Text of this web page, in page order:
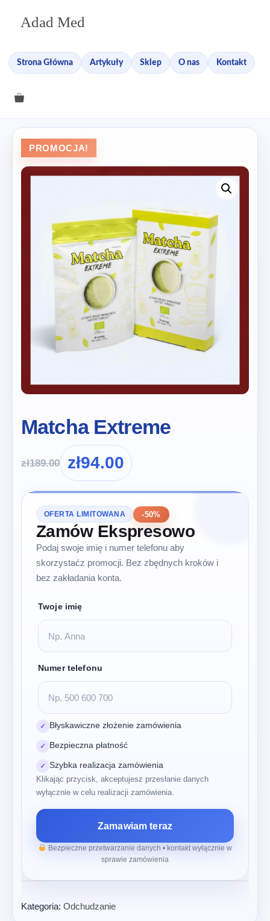
Adad Med
Strona Główna Artykuły Sklep O nas Kontakt
PROMOCJA!
Matcha Extreme
zł189.00 zł94.00
OFERTA LIMITOWANA -50%
Zamów Ekspresowo
Podaj swoje imię i numer telefonu aby
skorzystaćz promocji. Bez zbędnych kroków i
bez zakładania konta.
Twoje imię
Numer telefonu
✓ Błyskawiczne złożenie zamówienia
✓ Bezpieczna płatność
✓ Szybka realizacja zamówienia
Klikając przycisk, akceptujesz przesłanie danych
wyłącznie w celu realizacji zamówienia.
Zamawiam teraz
Bezpieczne przetwarzanie danych • kontakt wyłącznie w
sprawie zamówienia
Kategoria: Odchudzanie